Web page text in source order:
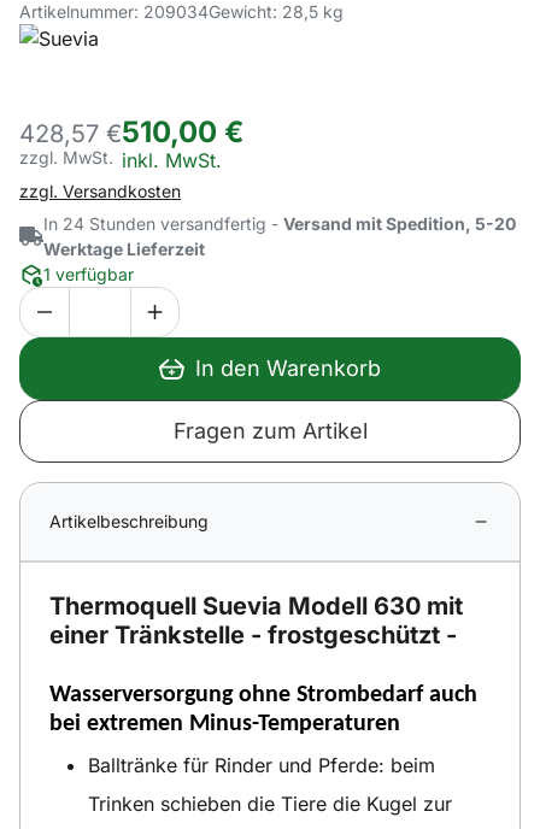
Artikelnummer: 209034Gewicht: 28,5 kg
428,57 €
zzgl. MwSt.
510,00 €
Steuerhinweis:
inkl. MwSt.
zzgl. Versandkosten
In 24 Stunden versandfertig - Versand mit Spedition, 5-20
Werktage Lieferzeit
1 verfügbar
In den Warenkorb
Fragen zum Artikel
Artikelbeschreibung
Thermoquell Suevia Modell 630 mit
einer Tränkstelle - frostgeschützt -
Wasserversorgung ohne Strombedarf auch
bei extremen Minus-Temperaturen
Balltränke für Rinder und Pferde: beim
Trinken schieben die Tiere die Kugel zur